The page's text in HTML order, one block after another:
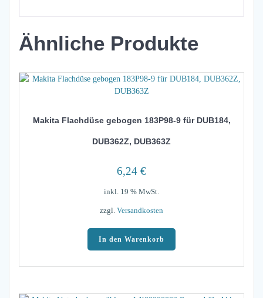
Ähnliche Produkte
Makita Flachdüse gebogen 183P98-9 für DUB184,
DUB362Z, DUB363Z
6,24 €
inkl. 19 % MwSt.
zzgl. Versandkosten
In den Warenkorb